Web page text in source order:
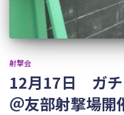
射撃会
12月17日 ガチ
＠友部射撃場開